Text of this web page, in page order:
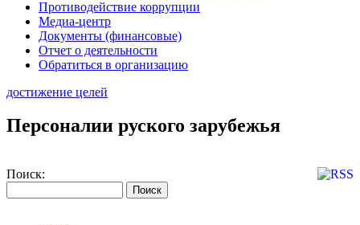
Противодействие коррупции
Медиа-центр
Документы (финансовые)
Отчет о деятельности
Обратиться в организацию
достижение целей
Персоналии руского зарубежья
Поиск: